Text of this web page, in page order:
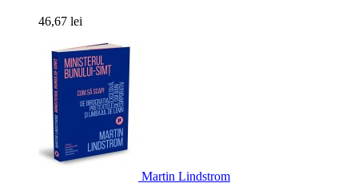
46,67 lei
Martin Lindstrom